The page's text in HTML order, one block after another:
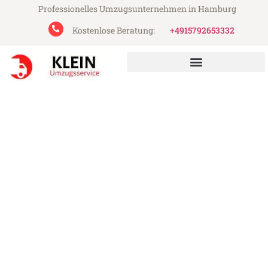
Professionelles Umzugsunternehmen in Hamburg
Kostenlose Beratung:
+4915792653332